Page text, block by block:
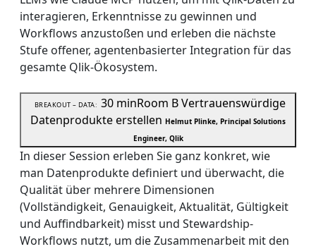
interagieren, Erkenntnisse zu gewinnen und
Workflows anzustoßen und erleben die nächste
Stufe offener, agentenbasierter Integration für das
gesamte Qlik-Ökosystem.
BREAKOUT – DATA: 30 minRoom BVertrauenswürdige
Datenprodukte erstellen Helmut Plinke, Principal Solutions
Engineer, Qlik
In dieser Session erleben Sie ganz konkret, wie
man Datenprodukte definiert und überwacht, die
Qualität über mehrere Dimensionen
(Vollständigkeit, Genauigkeit, Aktualität, Gültigkeit
und Auffindbarkeit) misst und Stewardship-
Workflows nutzt, um die Zusammenarbeit mit den